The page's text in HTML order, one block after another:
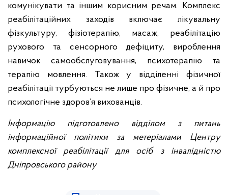
комунікувати та іншим корисним речам. Комплекс
реабілітаційних заходів включає лікувальну
фізкультуру, фізіотерапію, масаж, реабілітацію
рухового та сенсорного дефіциту, вироблення
навичок самообслуговування, психотерапію та
терапію мовлення. Також у відділенні фізичної
реабілітації турбуються не лише про фізичне, а й про
психологічне здоров’я вихованців.
Інформацію підготовлено відділом з питань
інформаційної політики за метеріалами Центру
комплексної реабілітації для осіб з інвалідністю
Дніпровського району